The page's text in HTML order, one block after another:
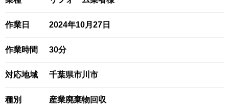
作業日 2024年10月27日
作業時間 30分
対応地域 千葉県市川市
種別 産業廃棄物回収